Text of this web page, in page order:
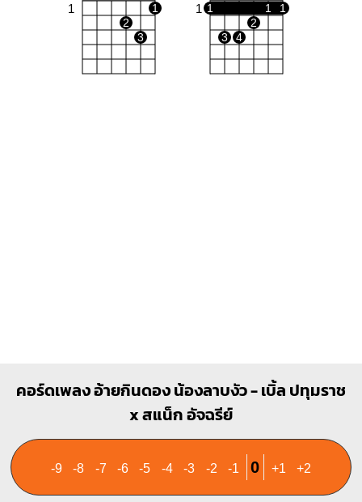
1
1
2
3
1 1 1
1
2
3
4
คอร์ดเพลง อ้ายกินดอง น้องลาบงัว - เบิ้ล ปทุมราช
x สแน็ก อัจฉรีย์
-9 -8 -7 -6 -5 -4 -3 -2 -1 0 +1 +2